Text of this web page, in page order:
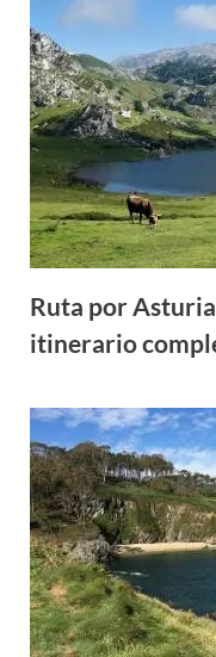
Ruta por
itinerario